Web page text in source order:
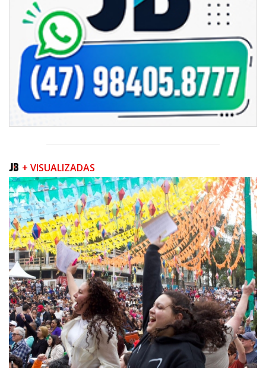
07/08/2026 | 07:00
Navegantes conquista nota A+ na Capag do Tesouro Nacional
ITAJAÍ
+ VISUALIZADAS